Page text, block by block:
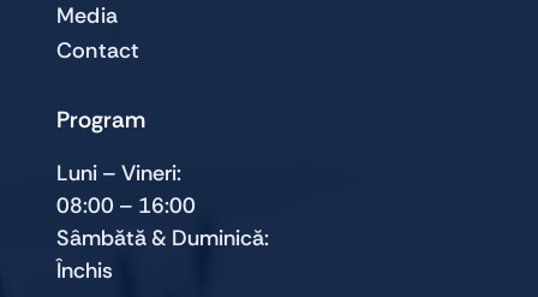
Media
Contact
Program
Luni – Vineri:
08:00 – 16:00
Sâmbătă & Duminică:
Închis